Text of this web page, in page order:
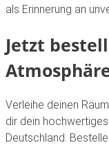
als Erinnerung an
Jetzt
Verleihe deinen
dir dein
Deutschland.